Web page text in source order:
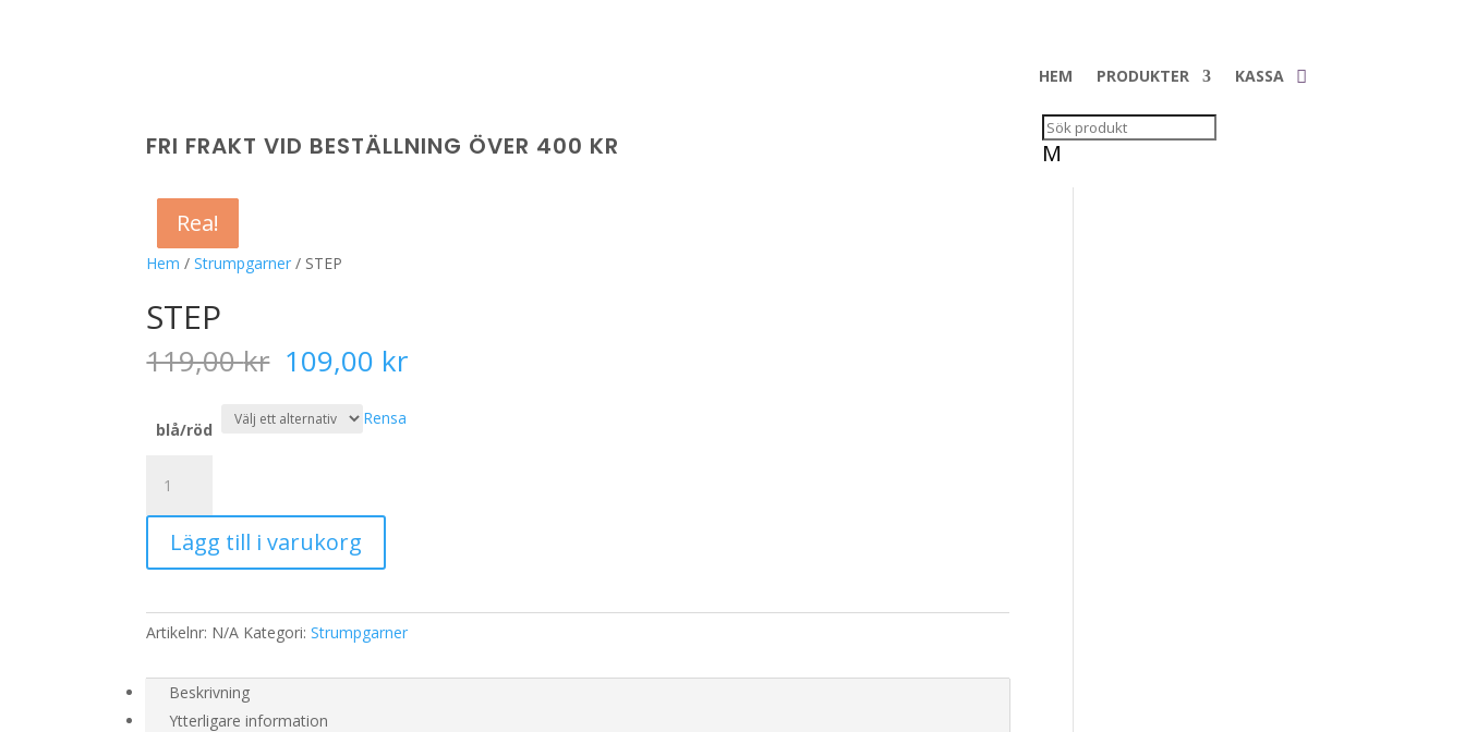
HEM PRODUKTER KASSA
FRI FRAKT VID BESTÄLLNING ÖVER 400 KR M
Hem /Strumpgarner / STEP
Rea!
STEP
119,00kr Det
ursprungliga
priset
var:
109,00 krDet
blå/röd
Rensa
mängd
Lägg till i varukorg
Artikelnr: N/A Kategori:Strumpgarner
Beskrivning
Ytterligare information
Rea!
Rea!
Rea!